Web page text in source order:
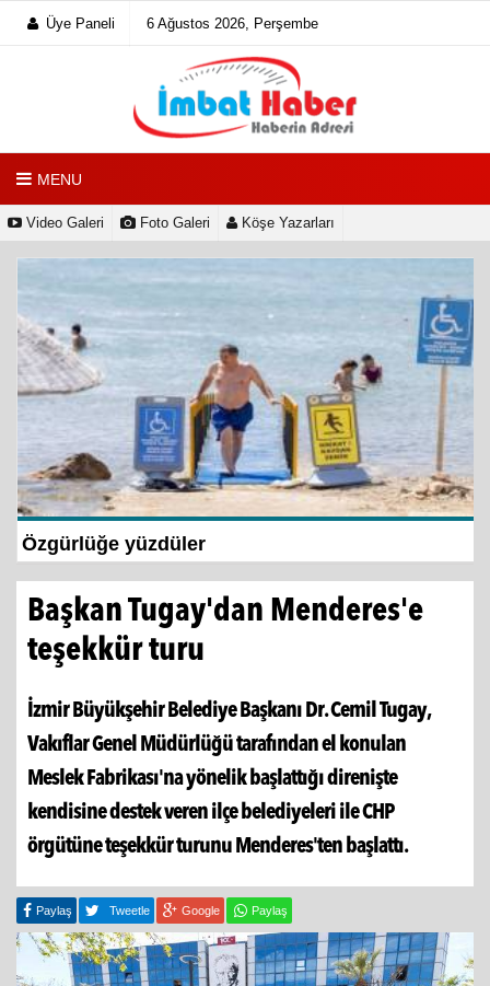
Üye Paneli 6 Ağustos 2026, Perşembe
MENU
Video Galeri Foto Galeri Köşe Yazarları
İzmir Büyükşehir Belediyesi’nden Zübeyde
Başkan Tugay'dan Menderes'e
teşekkür turu
İzmir Büyükşehir Belediye Başkanı Dr. Cemil Tugay,
Vakıflar Genel Müdürlüğü tarafından el konulan
Meslek Fabrikası'na yönelik başlattığı direnişte
kendisine destek veren ilçe belediyeleri ile CHP
Paylaş Tweetle Google Paylaş